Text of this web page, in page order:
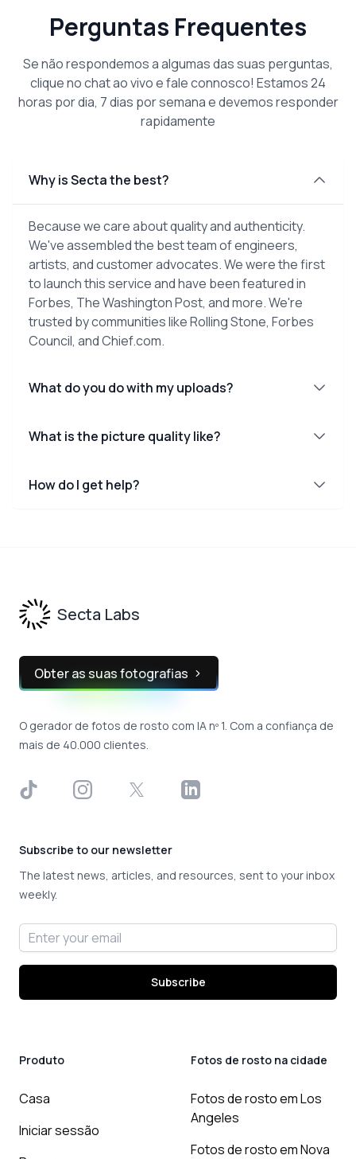
Perguntas Frequentes
Se não respondemos a algumas das suas perguntas,
clique no chat ao vivo e fale connosco! Estamos 24
horas por dia, 7 dias por semana e devemos responder
rapidamente
Why is Secta the best?
Because we care about quality and authenticity.
We've assembled the best team of engineers,
artists, and customer advocates. We were the first
to launch this service and have been featured in
Forbes, The Washington Post, and more. We're
trusted by communities like Rolling Stone, Forbes
Council, and Chief.com.
What do you do with my uploads?
What is the picture quality like?
How do I get help?
Secta Labs
Obter as suas fotografias
O gerador de fotos de rosto com IA nº 1. Com a confiança de
mais de 40.000 clientes.
TikTok InstagramX LinkedIn
Subscribe to our newsletter
The latest news, articles, and resources, sent to your inbox
weekly.
Email address
Subscribe
Produto
Casa
Iniciar sessão
Fotos de rosto na cidade
Fotos de rosto em Los
Angeles
Fotos de rosto em Nova